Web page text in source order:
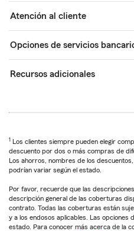
Atención al cliente
Opciones de servicios
Recursos adicionales
1 Los clientes siempre pueden elegir
descuento por dos o más compras de
Los ahorros, nombres de los
podrían variar según el estado.
Por favor, recuerde que las
descripción general de las coberturas
contrato. Todas las coberturas están
y a los endosos aplicables. Las
estado. Para conocer más acerca de la